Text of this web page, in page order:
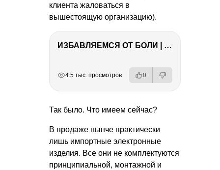
клиента жаловаться в
вышестоящую организацию).
ИЗБАВЛЯЕМСЯ ОТ БОЛИ | Важность режима и питания
4.5 тыс. просмотров 0
Так было. Что имеем сейчас?
В продаже нынче практически
лишь импортные электронные
изделия. Все они не комплектуются
принципиальной, монтажной и